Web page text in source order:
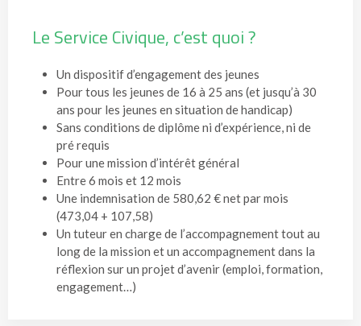
Le Service Civique, c’est quoi ?
Un dispositif d’engagement des jeunes
Pour tous les jeunes de 16 à 25 ans (et jusqu’à 30
ans pour les jeunes en situation de handicap)
Sans conditions de diplôme ni d’expérience, ni de
pré requis
Pour une mission d’intérêt général
Entre 6 mois et 12 mois
Une indemnisation de 580,62 € net par mois
(473,04 + 107,58)
Un tuteur en charge de l’accompagnement tout au
long de la mission et un accompagnement dans la
réflexion sur un projet d’avenir (emploi, formation,
engagement…)